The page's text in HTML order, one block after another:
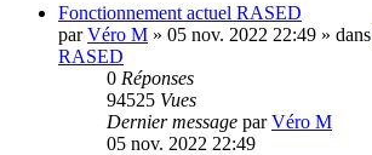
Fonctionnement actuel RASED
parVéro M » 05 nov. 2022 22:49 » dans
RASED
0 Réponses
94525 Vues
Dernier message parVéro M
05 nov. 2022 22:49